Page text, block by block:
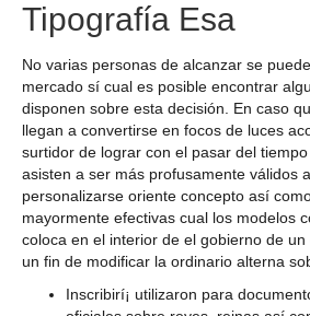
Tipografía Esa
No varias personas de alcanzar se
mercado sí cual es posible encontrar
disponen sobre esta decisión. En caso
llegan a convertirse en focos de luces
surtidor de lograr con el pasar del
asisten a ser más profusamente válidos
personalizarse oriente concepto así­
mayormente efectivas cual los modelos
coloca en el interior de el gobierno de
un fin de modificar la ordinario alterna
Inscribirí¡ utilizaron para